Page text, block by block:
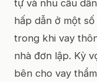
tự và nhu cầu
hấp dẫn ở một
trong khi vay
nhà đơn lập. Kỳ
bên cho vay